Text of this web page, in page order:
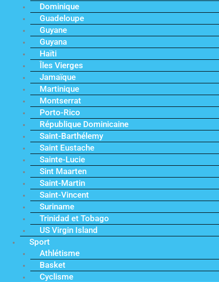
Dominique
Guadeloupe
Guyane
Guyana
Haïti
Îles Vierges
Jamaïque
Martinique
Montserrat
Porto-Rico
République Dominicaine
Saint-Barthélemy
Saint Eustache
Sainte-Lucie
Sint Maarten
Saint-Martin
Saint-Vincent
Suriname
Trinidad et Tobago
US Virgin Island
Sport
Athlétisme
Basket
Cyclisme